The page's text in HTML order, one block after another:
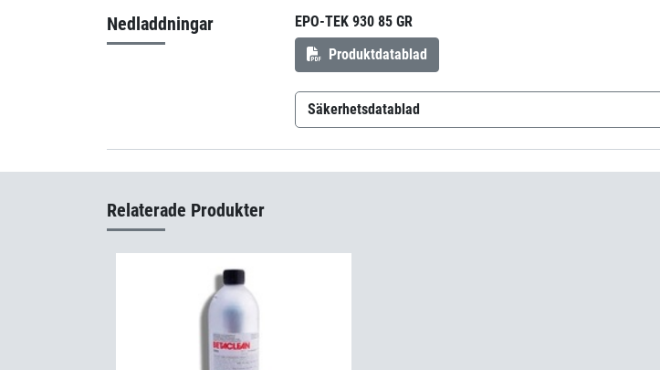
Nedladdningar
EPO-TEK 930 85 GR
Produktdatablad
Säkerhetsdatablad
Epo-Tek 930 Part A (sv-SE) Epo-Tek 930 Part B
Relaterade Produkter